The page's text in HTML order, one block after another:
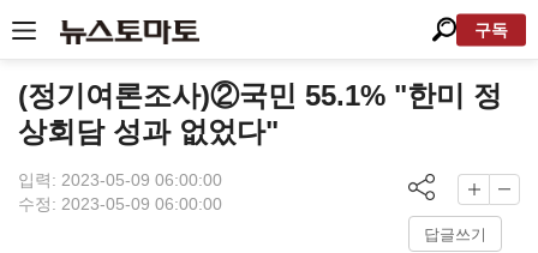
구독
(정기여론조사)②국민 55.1% "한미 정
상회담 성과 없었다"
입력: 2023-05-09 06:00:00
수정: 2023-05-09 06:00:00
답글쓰기